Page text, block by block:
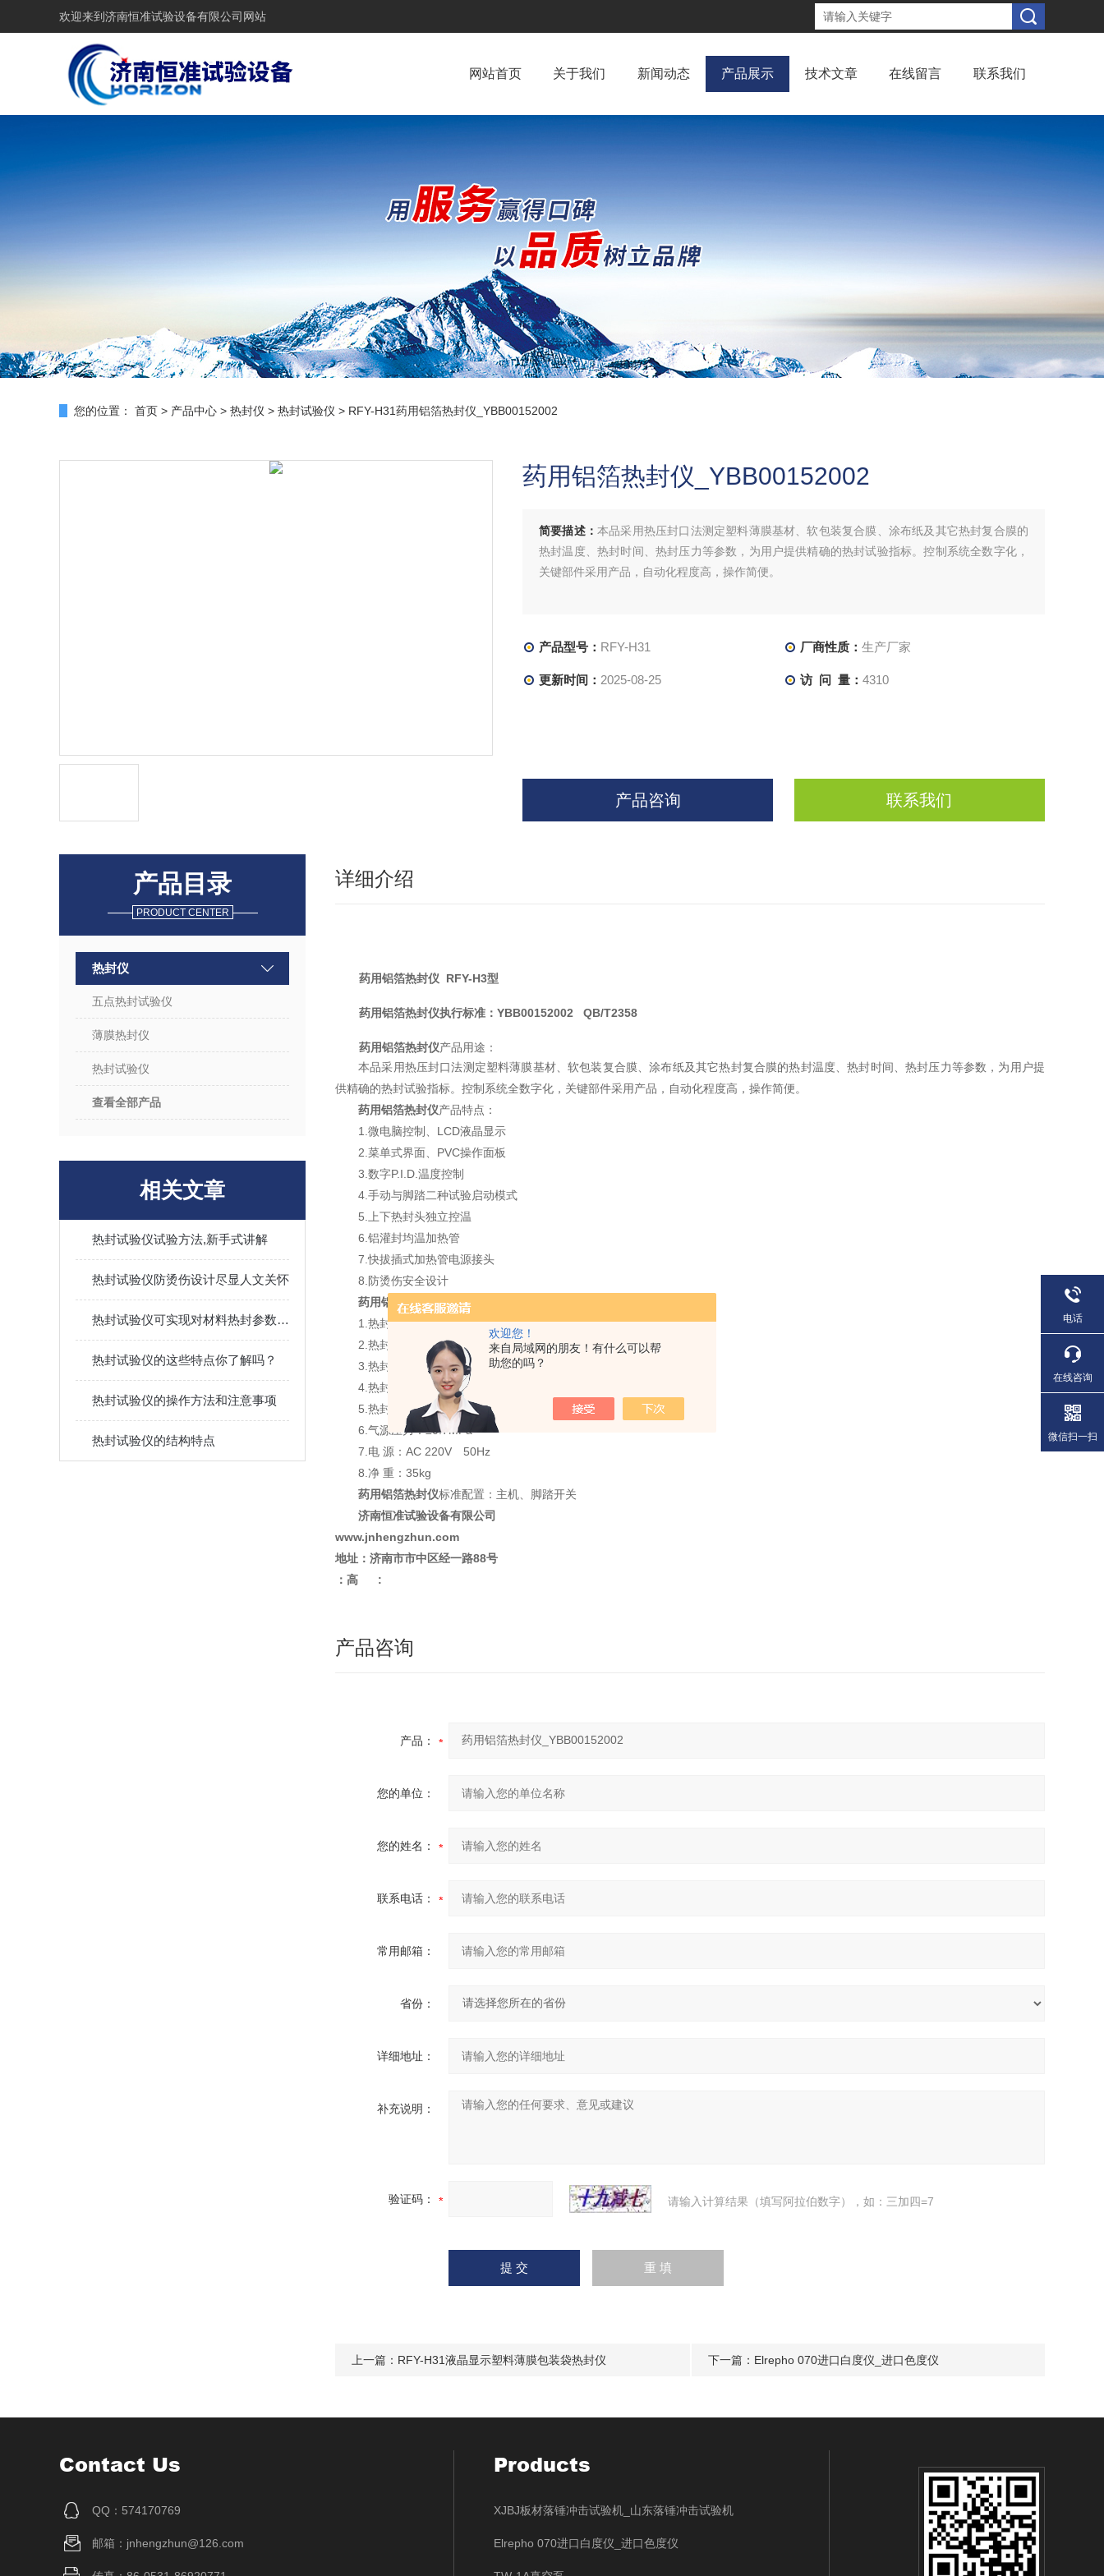
欢迎您！
来自局域网的朋友！有什么可以帮
助您的吗？
欢迎来到 济南恒准试验设备有限公司网站
网站首页 关于我们 新闻动态 产品展示 技术文章 在线留言 联系我们
您的位置： 首页 > 产品中心 > 热封仪 > 热封试验仪 > RFY-H31药用铝箔热封仪_YBB00152002
药用铝箔热封仪_YBB00152002
简要描述： 本品采用热压封口法测定塑料薄膜基材、软包装复合膜、涂布纸及其它热封复合膜的
热封温度、热封时间、热封压力等参数，为用户提供精确的热封试验指标。控制系统全数字化，
关键部件采用产品，自动化程度高，操作简便。
产品型号： RFY-H31 厂商性质： 生产厂家
更新时间： 2025-08-25 访 问 量： 4310
产品咨询 联系我们
产品目录
PRODUCT CENTER
热封仪
五点热封试验仪
薄膜热封仪
热封试验仪
查看全部产品
相关文章
热封试验仪试验方法,新手式讲解
热封试验仪防烫伤设计尽显人文关怀
热封试验仪可实现对材料热封参数的快速评定
热封试验仪的这些特点你了解吗？
热封试验仪的操作方法和注意事项
热封试验仪的结构特点
详细介绍
药用铝箔热封仪 RFY-H3型
药用铝箔热封仪执行标准：YBB00152002 QB/T2358
药用铝箔热封仪产品用途：
本品采用热压封口法测定塑料薄膜基材、软包装复合膜、涂布纸及其它热封复合膜的热封温度、热封时间、热封压力等参数，为用户提
供精确的热封试验指标。控制系统全数字化，关键部件采用产品，自动化程度高，操作简便。
药用铝箔热封仪产品特点：
1.微电脑控制、LCD液晶显示
2.菜单式界面、PVC操作面板
3.数字P.I.D.温度控制
4.手动与脚踏二种试验启动模式
5.上下热封头独立控温
6.铝灌封均温加热管
7.快拔插式加热管电源接头
8.防烫伤安全设计
药用铝箔热封仪技术参数：
1.热封温度：室温－300℃，精度（±0.1℃）
2.热封时间：0.01s～99.9s
3.热封压强：0.05MPa～0.7MPa
4.热封面积：330mm×10mm （热封面积可以特殊定做）
5.热封加热形式：双加热
6.气源压力：≤0.7MPa
7.电 源：AC 220V 50Hz
8.净 重：35kg
药用铝箔热封仪标准配置：主机、脚踏开关
济南恒准试验设备有限公司
www.jnhengzhun.com
地址：济南市市中区经一路88号
：高 :
产品咨询
产品：
您的单位：
您的姓名：
联系电话：
常用邮箱：
省份：
详细地址：
补充说明：
验证码： 请输入计算结果（填写阿拉伯数字），如：三加四=7
上一篇： RFY-H31液晶显示塑料薄膜包装袋热封仪 下一篇： Elrepho 070进口白度仪_进口色度仪
Contact Us
QQ：574170769
邮箱：jnhengzhun@126.com
Products
XJBJ板材落锤冲击试验机_山东落锤冲击试验机
Elrepho 070进口白度仪_进口色度仪
电话
在线咨询
微信扫一扫